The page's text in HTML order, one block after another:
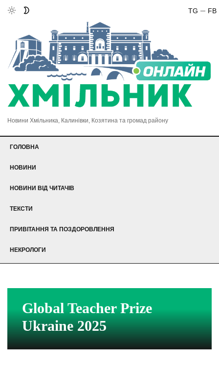
FB
TG
Новини Хмільника, Калинівки, Козятина та громад району
ГОЛОВНА
НОВИНИ
НОВИНИ ВІД ЧИТАЧІВ
ТЕКСТИ
ПРИВІТАННЯ ТА ПОЗДОРОВЛЕННЯ
НЕКРОЛОГИ
Global Teacher Prize
Ukraine 2025